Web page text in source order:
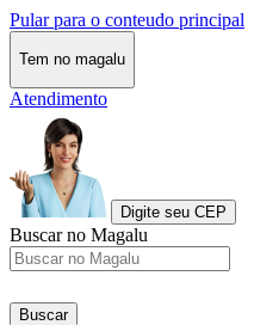
Pular para o conteudo principal
Tem no magalu
Atendimento
Digite seu CEP
Buscar no Magalu
Buscar